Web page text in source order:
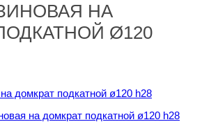
НА
Ø120